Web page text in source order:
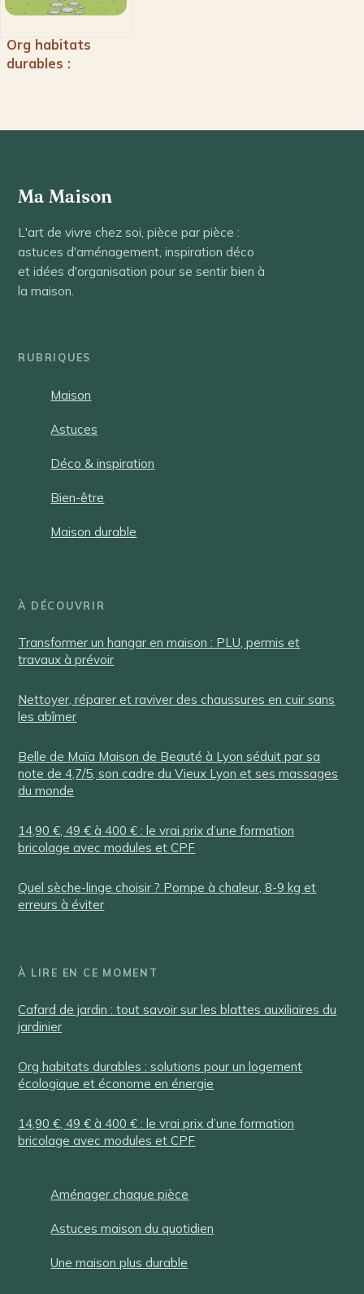
Org habitats
durables :
Ma Maison
L'art de vivre chez soi, pièce par pièce :
astuces d'aménagement, inspiration déco
et idées d'organisation pour se sentir bien à
la maison.
RUBRIQUES
Maison
Astuces
Déco & inspiration
Bien-être
Maison durable
À DÉCOUVRIR
Transformer un hangar en maison : PLU, permis et
travaux à prévoir
Nettoyer, réparer et raviver des chaussures en cuir sans
les abîmer
Belle de Maïa Maison de Beauté à Lyon séduit par sa
note de 4,7/5, son cadre du Vieux Lyon et ses massages
du monde
14,90 €, 49 € à 400 € : le vrai prix d’une formation
bricolage avec modules et CPF
Quel sèche-linge choisir ? Pompe à chaleur, 8-9 kg et
erreurs à éviter
À LIRE EN CE MOMENT
Cafard de jardin : tout savoir sur les blattes auxiliaires du
jardinier
Org habitats durables : solutions pour un logement
écologique et économe en énergie
14,90 €, 49 € à 400 € : le vrai prix d’une formation
bricolage avec modules et CPF
Aménager chaque pièce
Astuces maison du quotidien
Une maison plus durable